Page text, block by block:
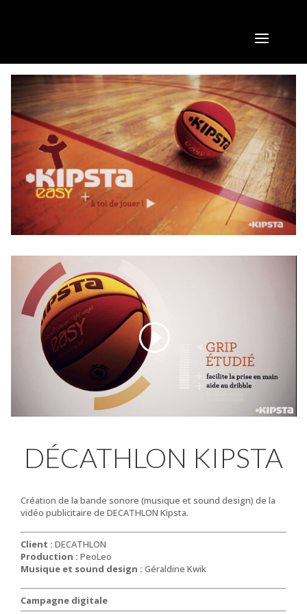
DÉCATHLON KIPSTA
Création de la bande sonore (musique et sound design) de la
vidéo publicitaire de DECATHLON Kipsta.
Client :DECATHLON
Production : PeoLeo
Musique et sound design : Géraldine Kwik
Campagne digitale